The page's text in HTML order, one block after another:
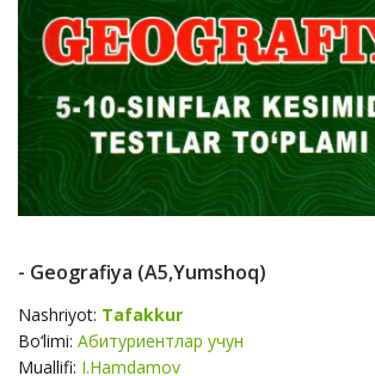
- Geografiya (A5,yumshoq)
Nashriyot: Tafakkur
Bo‘limi: Абитуриентлар учун
Muallifi: I.Hamdamov